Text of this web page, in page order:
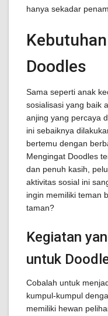
hanya sekadar
Doodles
Sama seperti anak
sosialisasi yang baik
anjing yang percaya
ini sebaiknya
bertemu dengan
Mengingat Doodles
dan penuh kasih,
aktivitas sosial ini
ingin memiliki teman
taman?
Kegiatan
untuk
Cobalah untuk
kumpul-kumpul
memiliki hewan